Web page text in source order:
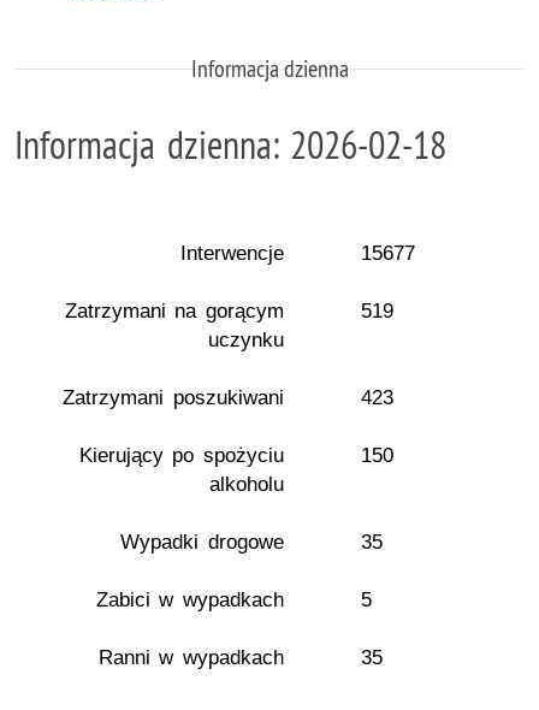
Informacja dzienna
Informacja dzienna: 2026-02-18
Interwencje 15677
Zatrzymani na gorącym
uczynku
519
Zatrzymani poszukiwani 423
Kierujący po spożyciu
alkoholu
150
Wypadki drogowe 35
Zabici w wypadkach 5
Ranni w wypadkach 35